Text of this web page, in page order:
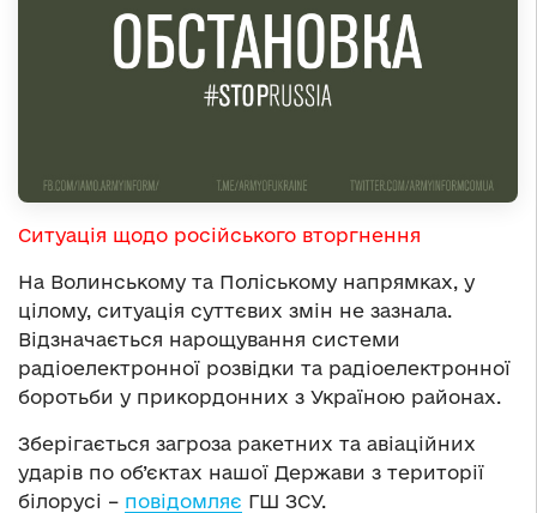
Ситуація щодо російського вторгнення
На Волинському та Поліському напрямках, у
цілому, ситуація суттєвих змін не зазнала.
Відзначається нарощування системи
радіоелектронної розвідки та радіоелектронної
боротьби у прикордонних з Україною районах.
Зберігається загроза ракетних та авіаційних
ударів по об’єктах нашої Держави з території
білорусі – повідомляє ГШ ЗСУ.